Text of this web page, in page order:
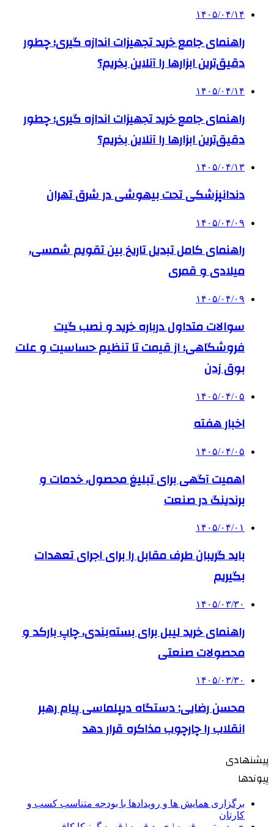
۱۴۰۵/۰۴/۱۴
راهنمای جامع خرید تجهیزات اندازه گیری؛ چطور
دقیق‌ترین ابزارها را آنلاین بخریم؟
۱۴۰۵/۰۴/۱۴
راهنمای جامع خرید تجهیزات اندازه گیری؛ چطور
دقیق‌ترین ابزارها را آنلاین بخریم؟
۱۴۰۵/۰۴/۱۳
دندانپزشکی تحت بیهوشی در شرق تهران
۱۴۰۵/۰۴/۰۹
راهنمای کامل تبدیل تاریخ بین تقویم شمسی،
میلادی و قمری
۱۴۰۵/۰۴/۰۹
سوالات متداول درباره خرید و نصب گیت
فروشگاهی؛ از قیمت تا تنظیم حساسیت و علت
بوق زدن
۱۴۰۵/۰۴/۰۵
اخبار هفته
۱۴۰۵/۰۴/۰۵
اهمیت آگهی برای تبلیغ محصول، خدمات و
برندینگ در صنعت
۱۴۰۵/۰۴/۰۱
باید گریبان طرف مقابل را برای اجرای تعهدات
بگیریم
۱۴۰۵/۰۳/۳۰
راهنمای خرید لیبل برای بسته‌بندی، چاپ بارکد و
محصولات صنعتی
۱۴۰۵/۰۳/۳۰
محسن رضایی: دستگاه دیپلماسی پیام رهبر
انقلاب را چارچوب مذاکره قرار دهد
پیشنهادی
پیوندها
برگزاری همایش ها و رویدادها با بودجه متناسب کسب و
کارتان